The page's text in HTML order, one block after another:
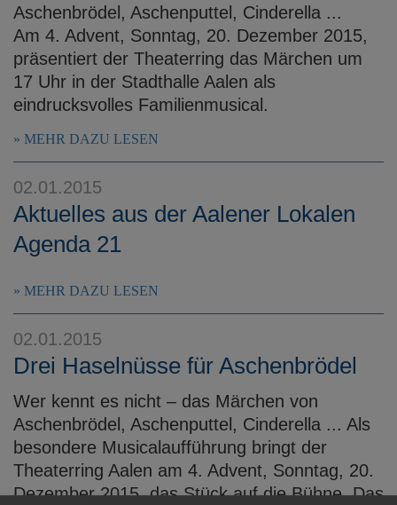
Aschenbrödel, Aschenputtel, Cinderella ...
Am 4. Advent, Sonntag, 20. Dezember 2015,
präsentiert der Theaterring das Märchen um
17 Uhr in der Stadthalle Aalen als
eindrucksvolles Familienmusical.
MEHR DAZU LESEN
02.01.2015
Aktuelles aus der Aalener Lokalen
Agenda 21
MEHR DAZU LESEN
02.01.2015
Drei Haselnüsse für Aschenbrödel
Wer kennt es nicht – das Märchen von
Aschenbrödel, Aschenputtel, Cinderella ... Als
besondere Musicalaufführung bringt der
Theaterring Aalen am 4. Advent, Sonntag, 20.
Dezember 2015, das Stück auf die Bühne. Das